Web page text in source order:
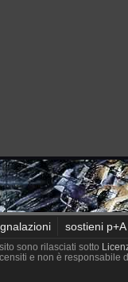
sostieni p+A
sono rilasciati sotto
e non è responsabile